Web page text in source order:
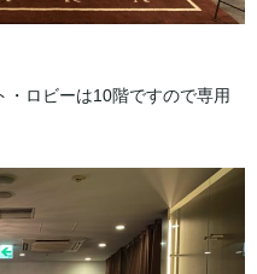
ロビーは10階ですので専用